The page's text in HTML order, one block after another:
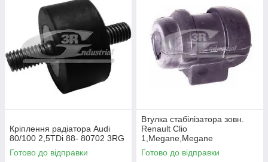
Кріплення радіатора Audi
80/100 2,5TDi 88- 80702 3RG
Готово до відправки
Втулка стабiлізатора зовн.
Renault Clio
1,Megane,Megane
Classic,Megane Scenic,R19
60643 3RG
Готово до відправки